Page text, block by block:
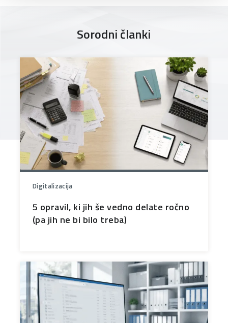
Sorodni članki
Digitalizacija
5 opravil, ki jih še vedno delate ročno
(pa jih ne bi bilo treba)